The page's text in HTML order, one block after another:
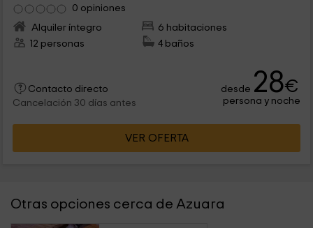
0 opiniones
Alquiler íntegro
6 habitaciones
12 personas
4 baños
Contacto directo
Cancelación 30 días antes
desde 28€
persona y noche
VER OFERTA
Otras opciones cerca de Azuara